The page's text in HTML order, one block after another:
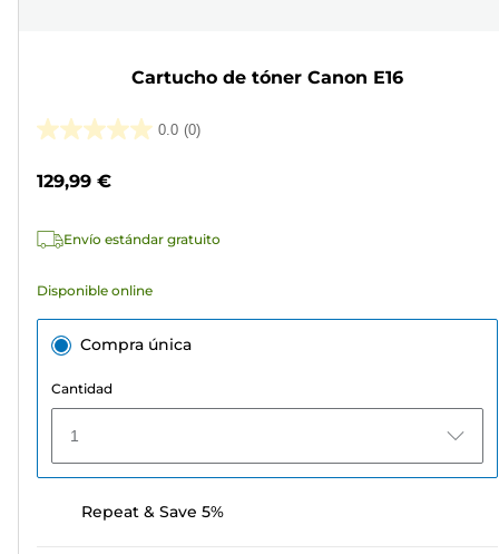
Cartucho de tóner Canon E16
0.0 (0)
0.0
129,99 €
Envío estándar gratuito
Disponible online
Compra única
Cantidad
1
Repeat & Save 5%